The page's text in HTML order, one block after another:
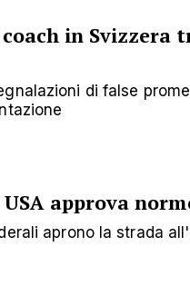
in Svizzera
di false
approva
aprono la strada